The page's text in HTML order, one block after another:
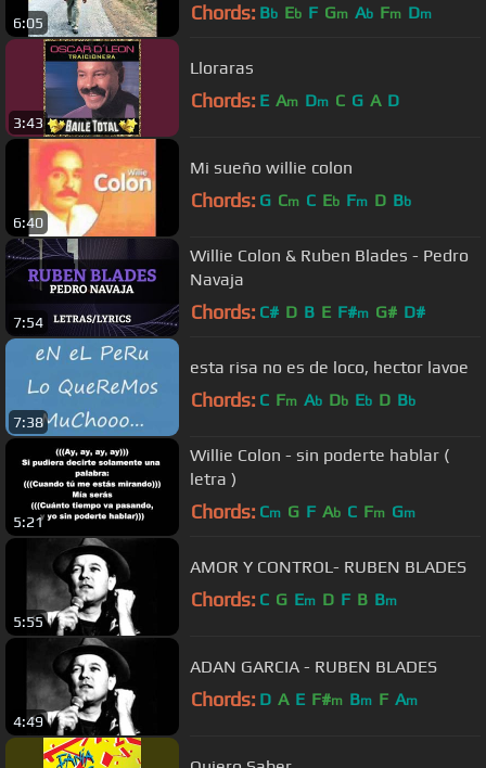
6:05 Chords: Bb Eb F Gm Ab Fm Dm
3:43
Lloraras
Chords: E Am Dm C G A D
6:40
Mi sueño willie colon
Chords: G Cm C Eb Fm D Bb
7:54
Willie Colon & Ruben Blades - Pedro
Navaja
Chords: C# D B E F#m G# D#
7:38
esta risa no es de loco, hector lavoe
Chords: C Fm Ab Db Eb D Bb
5:21
Willie Colon - sin poderte hablar (
letra )
Chords: Cm G F Ab C Fm Gm
5:55
AMOR Y CONTROL- RUBEN BLADES
Chords: C G Em D F B Bm
4:49
ADAN GARCIA - RUBEN BLADES
Chords: D A E F#m Bm F Am